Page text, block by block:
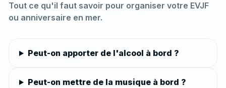
Tout ce qu'il faut savoir pour organiser votre EVJF
ou anniversaire en mer.
Peut-on apporter de l'alcool à bord ?
Peut-on mettre de la musique à bord ?